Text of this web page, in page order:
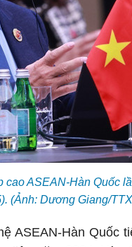
ASEAN-Hàn Quốc
(Ảnh: Dương Giang/
ASEAN-Hàn Quốc